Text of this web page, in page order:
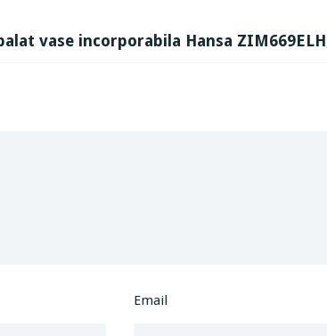
vase incorporabila Hansa
Email